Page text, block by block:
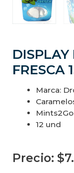
FRESCA
Marca:
12 und
Precio: $